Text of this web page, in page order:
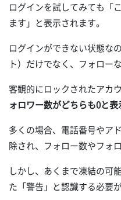
ログインを試してみても「
ます」と表示されます。
ログインができない状態な
ト）だけでなく、フォロー
客観的にロックされたアカ
ォロワー数がどちらも0と表
多くの場合、電話番号やア
除され、フォロー数やフォ
しかし、あくまで凍結の可
た「警告」と認識する必要